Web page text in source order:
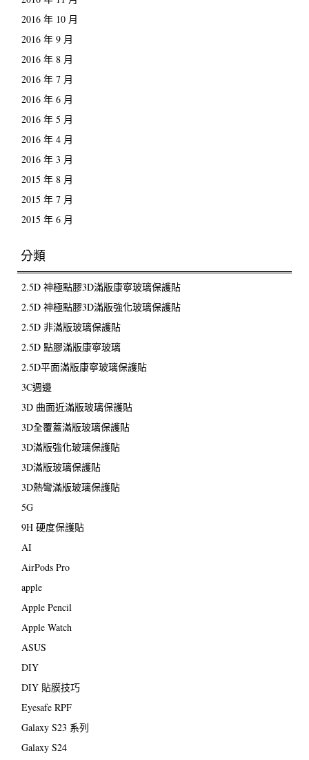
2016 年 10 月
2016 年 9 月
2016 年 8 月
2016 年 7 月
2016 年 6 月
2016 年 5 月
2016 年 4 月
2016 年 3 月
2015 年 8 月
2015 年 7 月
2015 年 6 月
分類
2.5D 神極點膠3D滿版康寧玻璃保護貼
2.5D 神極點膠3D滿版強化玻璃保護貼
2.5D 非滿版玻璃保護貼
2.5D 點膠滿版康寧玻璃
2.5D平面滿版康寧玻璃保護貼
3C週邊
3D 曲面近滿版玻璃保護貼
3D全覆蓋滿版玻璃保護貼
3D滿版強化玻璃保護貼
3D滿版玻璃保護貼
3D熱彎滿版玻璃保護貼
5G
9H 硬度保護貼
AI
AirPods Pro
apple
Apple Pencil
Apple Watch
ASUS
DIY
DIY 貼膜技巧
Eyesafe RPF
Galaxy S23 系列
Galaxy S24